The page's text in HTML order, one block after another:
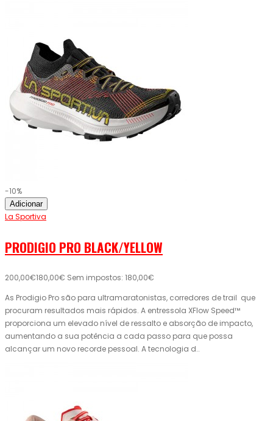
-10%
Adicionar
La Sportiva
PRODIGIO PRO BLACK/YELLOW
200,00€180,00€ Sem impostos: 180,00€
As Prodigio Pro são para ultramaratonistas, corredores de trail que
procuram resultados mais rápidos. A entressola XFlow Speed™
proporciona um elevado nível de ressalto e absorção de impacto,
aumentando a sua potência a cada passo para que possa
alcançar um novo recorde pessoal. A tecnologia d..